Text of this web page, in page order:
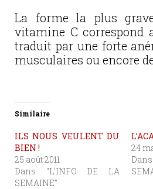
La forme la plus
vitamine C correspond
traduit par une forte
musculaires ou encore
Similaire
ILS NOUS VEULENT DU
BIEN !
25 août 2011
Dans "L'INFO DE LA
SEMAINE"
24